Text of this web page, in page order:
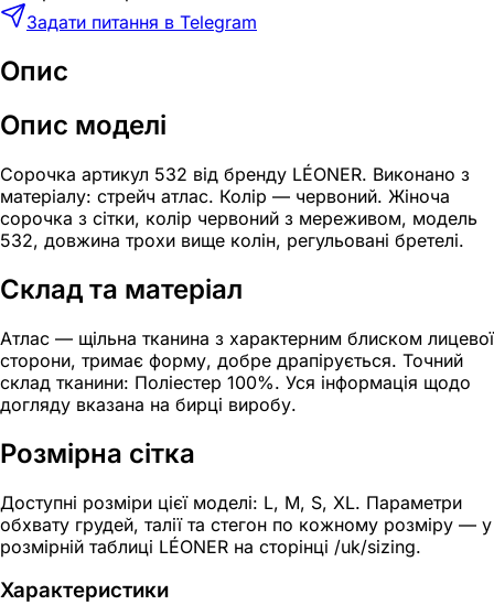
Задати питання в Telegram
Опис
Опис моделі
Сорочка артикул 532 від бренду LÉONER. Виконано з
матеріалу: стрейч атлас. Колір — червоний. Жіноча
сорочка з сітки, колір червоний з мереживом, модель
532, довжина трохи вище колін, регульовані бретелі.
Склад та матеріал
Атлас — щільна тканина з характерним блиском лицевої
сторони, тримає форму, добре драпірується. Точний
склад тканини: Поліестер 100%. Уся інформація щодо
догляду вказана на бирці виробу.
Розмірна сітка
Доступні розміри цієї моделі: L, M, S, XL. Параметри
обхвату грудей, талії та стегон по кожному розміру — у
розмірній таблиці LÉONER на сторінці /uk/sizing.
Характеристики